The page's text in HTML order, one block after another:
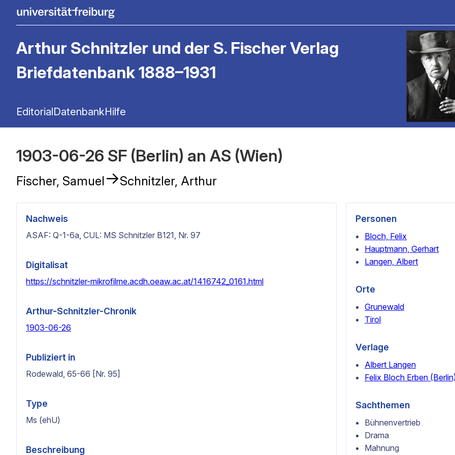
Arthur Schnitzler und der S. Fischer Verlag
Briefdatenbank 1888–1931
EditorialDatenbankHilfe
1903-06-26 SF (Berlin) an AS (Wien)
Fischer, Samuel →Schnitzler, Arthur
Nachweis
ASAF: Q-1-6a, CUL: MS Schnitzler B121, Nr. 97
Digitalisat
https://schnitzler-mikrofilme.acdh.oeaw.ac.at/1416742_0161.html
Arthur-Schnitzler-Chronik
1903-06-26
Publiziert in
Rodewald, 65-66 [Nr. 95]
Type
Ms (ehU)
Beschreibung
Personen
Bloch, Felix
Hauptmann, Gerhart
Langen, Albert
Orte
Grunewald
Tirol
Verlage
Albert Langen
Felix Bloch Erben
Sachthemen
Bühnenvertrieb
Drama
Mahnung